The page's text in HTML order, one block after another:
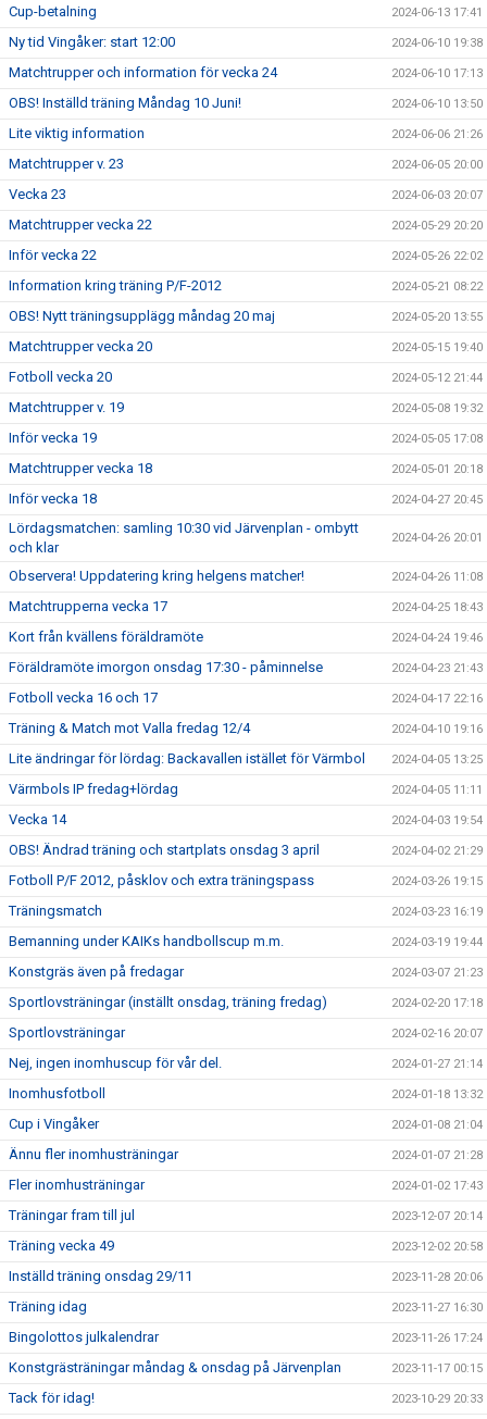
Cup-betalning 2024-06-13 17:41
Ny tid Vingåker: start 12:00 2024-06-10 19:38
Matchtrupper och information för vecka 24 2024-06-10 17:13
OBS! Inställd träning Måndag 10 Juni! 2024-06-10 13:50
Lite viktig information 2024-06-06 21:26
Matchtrupper v. 23 2024-06-05 20:00
Vecka 23 2024-06-03 20:07
Matchtrupper vecka 22 2024-05-29 20:20
Inför vecka 22 2024-05-26 22:02
Information kring träning P/F-2012 2024-05-21 08:22
OBS! Nytt träningsupplägg måndag 20 maj 2024-05-20 13:55
Matchtrupper vecka 20 2024-05-15 19:40
Fotboll vecka 20 2024-05-12 21:44
Matchtrupper v. 19 2024-05-08 19:32
Inför vecka 19 2024-05-05 17:08
Matchtrupper vecka 18 2024-05-01 20:18
Inför vecka 18 2024-04-27 20:45
Lördagsmatchen: samling 10:30 vid Järvenplan - ombytt
och klar
2024-04-26 20:01
Observera! Uppdatering kring helgens matcher! 2024-04-26 11:08
Matchtrupperna vecka 17 2024-04-25 18:43
Kort från kvällens föräldramöte 2024-04-24 19:46
Föräldramöte imorgon onsdag 17:30 - påminnelse 2024-04-23 21:43
Fotboll vecka 16 och 17 2024-04-17 22:16
Träning & Match mot Valla fredag 12/4 2024-04-10 19:16
Lite ändringar för lördag: Backavallen istället för Värmbol 2024-04-05 13:25
Värmbols IP fredag+lördag 2024-04-05 11:11
Vecka 14 2024-04-03 19:54
OBS! Ändrad träning och startplats onsdag 3 april 2024-04-02 21:29
Fotboll P/F 2012, påsklov och extra träningspass 2024-03-26 19:15
Träningsmatch 2024-03-23 16:19
Bemanning under KAIKs handbollscup m.m. 2024-03-19 19:44
Konstgräs även på fredagar 2024-03-07 21:23
Sportlovsträningar (inställt onsdag, träning fredag) 2024-02-20 17:18
Sportlovsträningar 2024-02-16 20:07
Nej, ingen inomhuscup för vår del. 2024-01-27 21:14
Inomhusfotboll 2024-01-18 13:32
Cup i Vingåker 2024-01-08 21:04
Ännu fler inomhusträningar 2024-01-07 21:28
Fler inomhusträningar 2024-01-02 17:43
Träningar fram till jul 2023-12-07 20:14
Träning vecka 49 2023-12-02 20:58
Inställd träning onsdag 29/11 2023-11-28 20:06
Träning idag 2023-11-27 16:30
Bingolottos julkalendrar 2023-11-26 17:24
Konstgrästräningar måndag & onsdag på Järvenplan 2023-11-17 00:15
Tack för idag! 2023-10-29 20:33